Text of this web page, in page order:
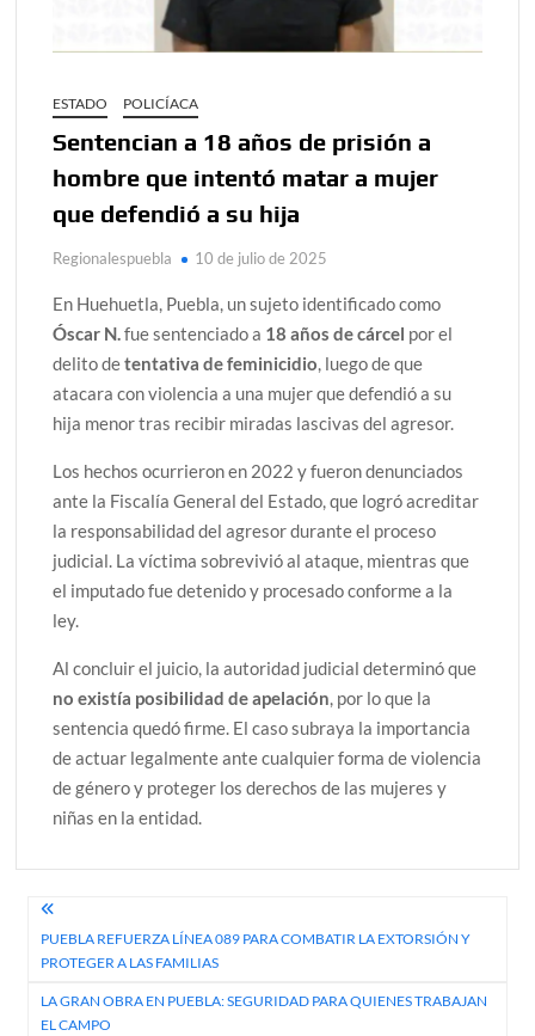
ESTADO POLICÍACA
Sentencian a 18 años de prisión a
hombre que intentó matar a mujer
que defendió a su hija
Regionalespuebla 10 de julio de 2025
En Huehuetla, Puebla, un sujeto identificado como
Óscar N. fue sentenciado a 18 años de cárcel por el
delito detentativa de feminicidio , luego de que
atacara con violencia a una mujer que defendió a su
hija menor tras recibir miradas lascivas del agresor.
Los hechos ocurrieron en 2022 y fueron denunciados
ante la Fiscalía General del Estado, que logró acreditar
la responsabilidad del agresor durante el proceso
judicial. La víctima sobrevivió al ataque, mientras que
el imputado fue detenido y procesado conforme a la
ley.
Al concluir el juicio, la autoridad judicial determinó que
no existía posibilidad de apelación , por lo que la
sentencia quedó firme. El caso subraya la importancia
de actuar legalmente ante cualquier forma de violencia
de género y proteger los derechos de las mujeres y
niñas en la entidad.
Navegación
de
entradas
PUEBLA REFUERZA LÍNEA 089 PARA COMBATIR LA EXTORSIÓN Y
PROTEGER A LAS FAMILIAS
LA GRAN OBRA EN PUEBLA: SEGURIDAD PARA QUIENES TRABAJAN
EL CAMPO